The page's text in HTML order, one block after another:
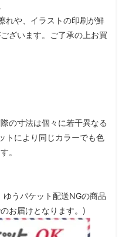
れや、イラストの印刷が鮮
ざいます。ご了承の上お買
の寸法は個々に若干異なる
トにより同じカラーでも色
。
うパケット配送NGの商品
お届けとなります。)